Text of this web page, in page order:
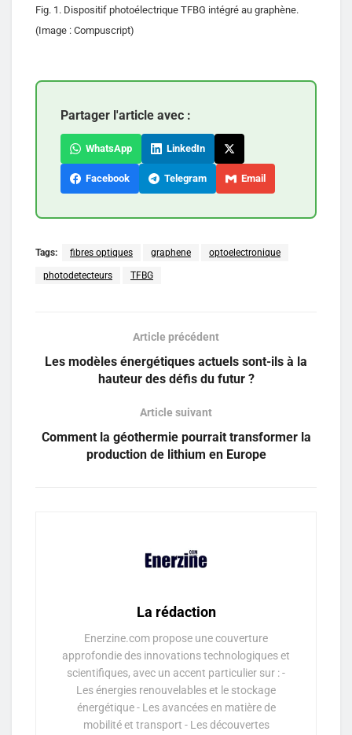
Fig. 1. Dispositif photoélectrique TFBG intégré au graphène.
(Image : Compuscript)
Partager l'article avec :
WhatsApp LinkedIn
Facebook Telegram Email
Tags: fibres optiques graphene optoelectronique
photodetecteurs TFBG
Article précédent
Les modèles énergétiques actuels sont-ils à la
hauteur des défis du futur ?
Article suivant
Comment la géothermie pourrait transformer la
production de lithium en Europe
La rédaction
Enerzine.com propose une couverture
approfondie des innovations technologiques et
scientifiques, avec un accent particulier sur : -
Les énergies renouvelables et le stockage
énergétique - Les avancées en matière de
mobilité et transport - Les découvertes